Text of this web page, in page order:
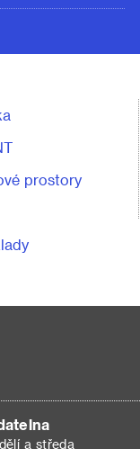
prostory
a středa